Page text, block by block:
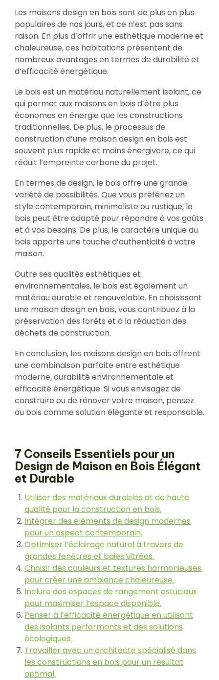
Les maisons design en bois sont de plus en plus
populaires de nos jours, et ce n’est pas sans
raison. En plus d’offrir une esthétique moderne et
chaleureuse, ces habitations présentent de
nombreux avantages en termes de durabilité et
d’efficacité énergétique.
Le bois est un matériau naturellement isolant, ce
qui permet aux maisons en bois d’être plus
économes en énergie que les constructions
traditionnelles. De plus, le processus de
construction d’une maison design en bois est
souvent plus rapide et moins énergivore, ce qui
réduit l’empreinte carbone du projet.
En termes de design, le bois offre une grande
variété de possibilités. Que vous préfériez un
style contemporain, minimaliste ou rustique, le
bois peut être adapté pour répondre à vos goûts
et à vos besoins. De plus, le caractère unique du
bois apporte une touche d’authenticité à votre
maison.
Outre ses qualités esthétiques et
environnementales, le bois est également un
matériau durable et renouvelable. En choisissant
une maison design en bois, vous contribuez à la
préservation des forêts et à la réduction des
déchets de construction.
En conclusion, les maisons design en bois offrent
une combinaison parfaite entre esthétique
moderne, durabilité environnementale et
efficacité énergétique. Si vous envisagez de
construire ou de rénover votre maison, pensez
au bois comme solution élégante et responsable.
7 Conseils Essentiels pour un
Design de Maison en Bois Élégant
et Durable
Utiliser des matériaux durables et de haute
qualité pour la construction en bois.
Intégrer des éléments de design modernes
pour un aspect contemporain.
Optimiser l’éclairage naturel à travers de
grandes fenêtres et baies vitrées.
Choisir des couleurs et textures harmonieuses
pour créer une ambiance chaleureuse.
Inclure des espaces de rangement astucieux
pour maximiser l’espace disponible.
Penser à l’efficacité énergétique en utilisant
des isolants performants et des solutions
écologiques.
Travailler avec un architecte spécialisé dans
les constructions en bois pour un résultat
optimal.